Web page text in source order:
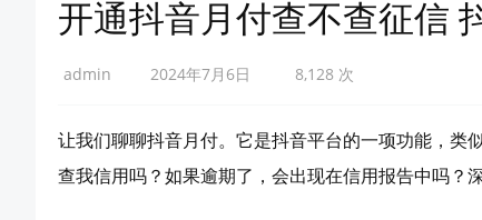
开通抖音月付查不查征信
admin 2024年7月6日 8,128 次
让我们聊聊抖音月付。它是抖音平台的一项功能，类
查我信用吗？如果逾期了，会出现在信用报告中吗？